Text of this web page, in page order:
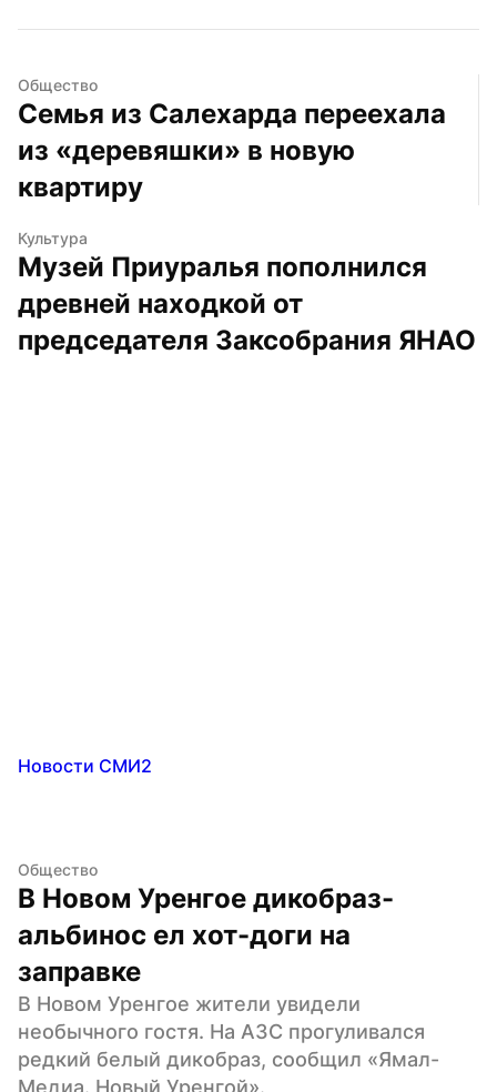
Общество
Семья из Салехарда переехала
из «деревяшки» в новую
квартиру
Культура
Музей Приуралья пополнился
древней находкой от
председателя Заксобрания ЯНАО
Новости СМИ2
Общество
В Новом Уренгое дикобраз-
альбинос ел хот-доги на
заправке
В Новом Уренгое жители увидели
необычного гостя. На АЗС прогуливался
редкий белый дикобраз, сообщил «Ямал-
Медиа. Новый Уренгой».